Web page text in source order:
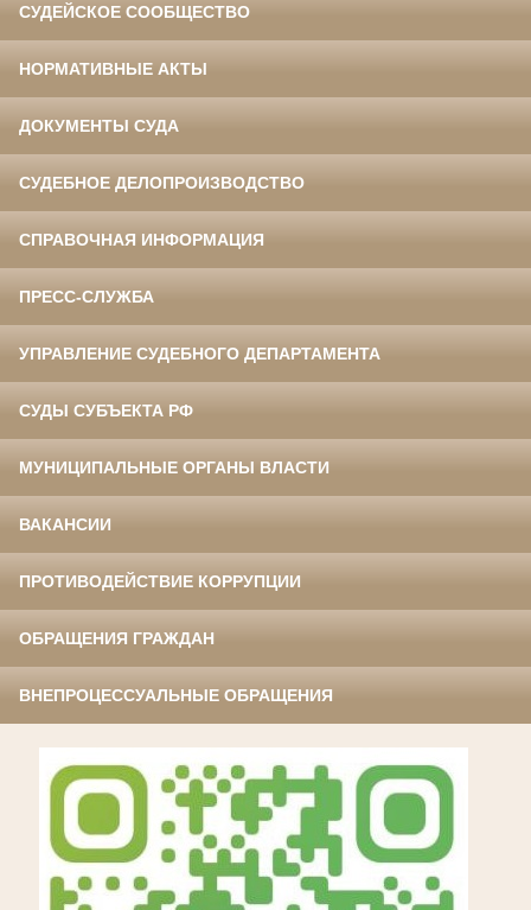
СУДЕЙСКОЕ СООБЩЕСТВО
НОРМАТИВНЫЕ АКТЫ
ДОКУМЕНТЫ СУДА
СУДЕБНОЕ ДЕЛОПРОИЗВОДСТВО
СПРАВОЧНАЯ ИНФОРМАЦИЯ
ПРЕСС-СЛУЖБА
УПРАВЛЕНИЕ СУДЕБНОГО ДЕПАРТАМЕНТА
СУДЫ СУБЪЕКТА РФ
МУНИЦИПАЛЬНЫЕ ОРГАНЫ ВЛАСТИ
ВАКАНСИИ
ПРОТИВОДЕЙСТВИЕ КОРРУПЦИИ
ОБРАЩЕНИЯ ГРАЖДАН
ВНЕПРОЦЕССУАЛЬНЫЕ ОБРАЩЕНИЯ